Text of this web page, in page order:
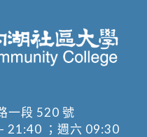
一段 520 號
21:40 ；週六 09:30